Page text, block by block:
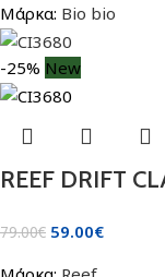
Μάρκα: Bio bio
-25% New
REEF DRIFT
79.00€ 59.00€